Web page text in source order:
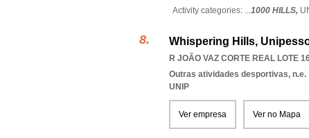
Activity categories: ...1000 HILLS,
Whispering Hills,
R JOÃO VAZ CORTE REAL LOTE
Outras atividades desportivas, n.e.
UNIP
Ver empresa Ver no Mapa